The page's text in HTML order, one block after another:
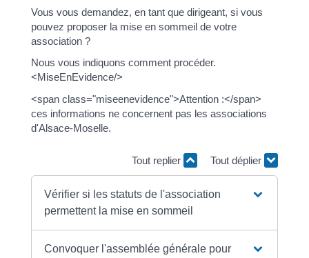
Vous vous demandez, en tant que dirigeant, si vous
pouvez proposer la mise en sommeil de votre
association ?
Nous vous indiquons comment procéder.
<MiseEnEvidence/>
<span class="miseenevidence">Attention :</span>
ces informations ne concernent pas les associations
d'Alsace-Moselle.
Tout replier Tout déplier
Vérifier si les statuts de l'association
permettent la mise en sommeil
Convoquer l'assemblée générale pour